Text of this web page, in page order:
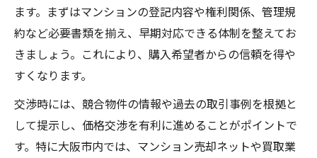
ます。まずはマンションの登記内容や権利関係、管理規
約など必要書類を揃え、早期対応できる体制を整えてお
きましょう。これにより、購入希望者からの信頼を得や
すくなります。
交渉時には、競合物件の情報や過去の取引事例を根拠と
して提示し、価格交渉を有利に進めることがポイントで
す。特に大阪市内では、マンション売却ネットや買取業